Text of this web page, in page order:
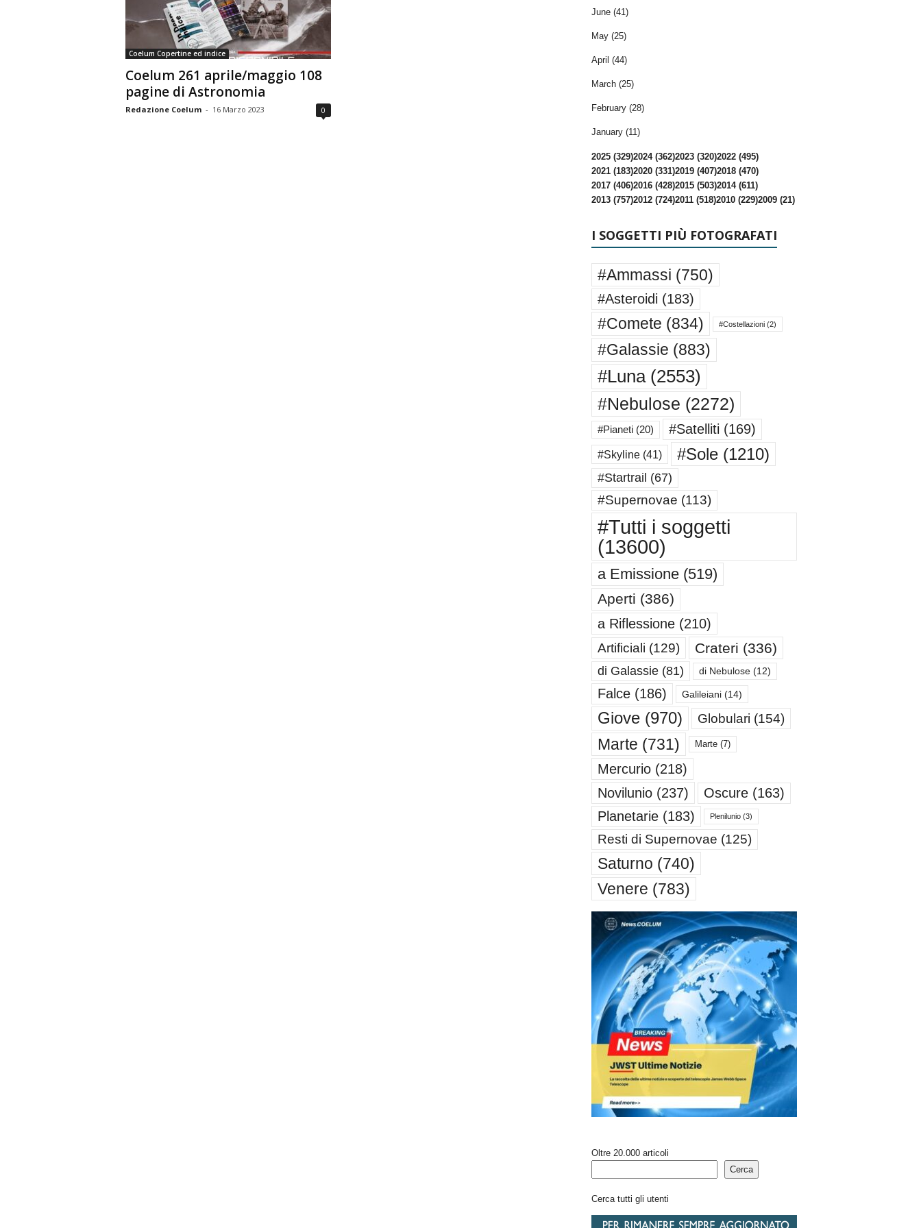
n
o
m
i
a
Coelum Copertine ed indice
Coelum 261 aprile/maggio 108
pagine di Astronomia
Redazione Coelum - 16 Marzo 2023 0
June (41)
May (25)
April (44)
March (25)
February (28)
January (11)
2025 (329)2024 (362)2023 (320)2022 (495)
2021 (183)2020 (331)2019 (407)2018 (470)
2017 (406)2016 (428)2015 (503)2014 (611)
2013 (757)2012 (724)2011 (518)2010 (229)2009 (21)
I SOGGETTI PIÙ FOTOGRAFATI
#Ammassi (750)
#Asteroidi (183)
#Comete (834) #Costellazioni(2)
#Galassie (883)
#Luna(2553)
#Nebulose (2272)
#Pianeti(20) #Satelliti (169)
#Skyline(41) #Sole(1210)
#Startrail (67)
#Supernovae (113)
#Tutti i soggetti
(13600)
a Emissione(519)
Aperti (386)
a Riflessione(210)
Artificiali (129) Crateri (336)
di Galassie(81) di Nebulose(12)
Falce(186) Galileiani(14)
Giove(970) Globulari (154)
Marte (731) Marte(7)
Mercurio(218)
Novilunio(237) Oscure(163)
Planetarie(183) Plenilunio(3)
Resti di Supernovae (125)
Saturno (740)
Venere (783)
Oltre 20.000 articoli
Cerca
Cerca tutti gli utenti